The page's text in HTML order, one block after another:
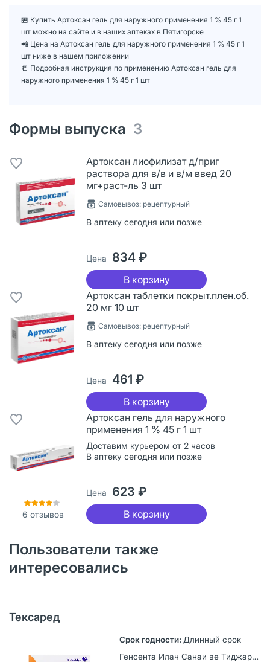
🏪 Купить Артоксан гель для наружного применения 1 % 45 г 1
шт можно на сайте и в наших аптеках в Пятигорске
📲 Цена на Артоксан гель для наружного применения 1 % 45 г 1
шт ниже в нашем приложении
📒 Подробная инструкция по применению Артоксан гель для
наружного применения 1 % 45 г 1 шт
Формы выпуска 3
Артоксан лиофилизат д/приг
раствора для в/в и в/м введ 20
мг+раст-ль 3 шт
Самовывоз: рецептурный
В аптеку сегодня или позже
Цена 834 ₽
В корзину
Артоксан таблетки покрыт.плен.об.
20 мг 10 шт
Самовывоз: рецептурный
В аптеку сегодня или позже
Цена 461 ₽
В корзину
6 отзывов
Артоксан гель для наружного
применения 1 % 45 г 1 шт
Доставим курьером от 2 часов
В аптеку сегодня или позже
Цена 623 ₽
В корзину
Пользователи также
интересовались
Тексаред
Длинный срок
Генсента Илач Санаи ве Тиджарeт А.Ш., Турция